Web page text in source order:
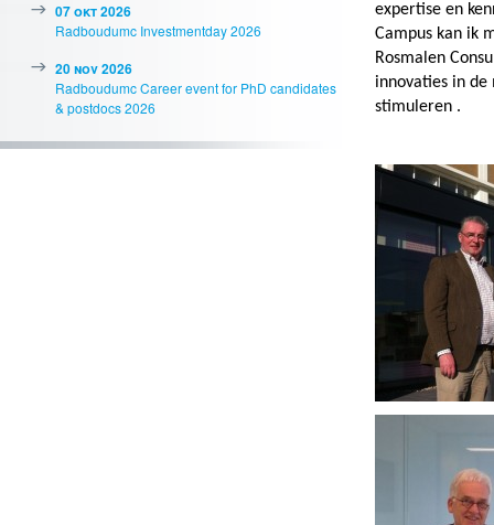
expertise en
Campus kan ik
Rosmalen
innovaties in de
stimuleren .
07 okt 2026
Radboudumc Investmentday 2026
20 nov 2026
Radboudumc Career event for PhD candidates
& postdocs 2026